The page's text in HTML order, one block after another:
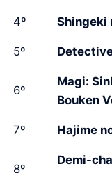
4º Shingeki
5º
6º
Magi:
Bouken
7º Hajime
8º
Demi-